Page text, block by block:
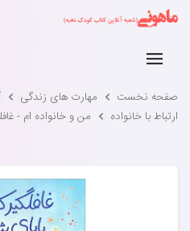
صفحه نخست مهارت های زندگی
ارتباط با خانواده
من و خانواده ام -